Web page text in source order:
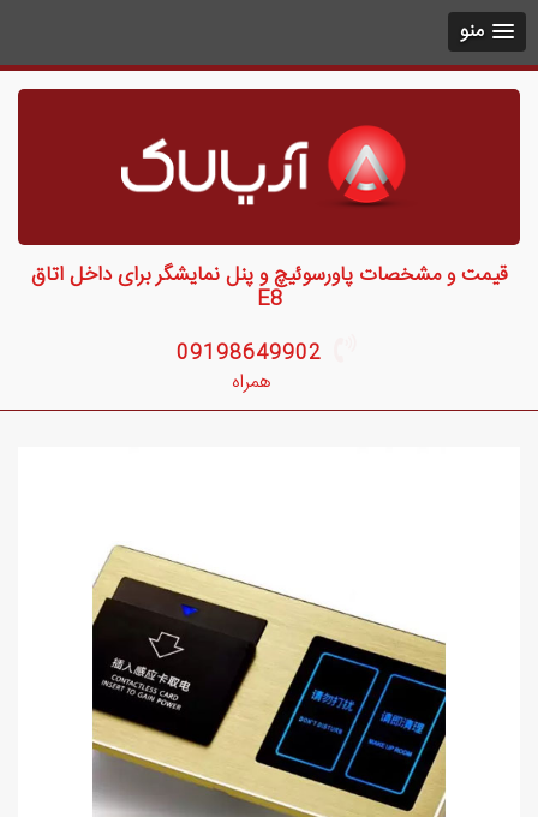
منو
قیمت و مشخصات پاورسوئیچ و پنل نمایشگر برای داخل اتاق
E8
09198649902
همراه